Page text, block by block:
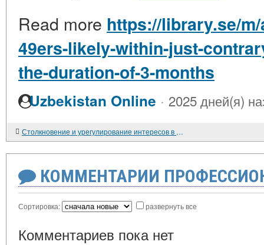
Read more https://library.se/
49ers-likely-within-just-
the-duration-of-3-months
Uzbekistan Online · 2025 дней(я)
Столкновение и урегулирование интересов в процессе переговоров о китайско-советском Договоре 1950 года
КОММЕНТАРИИ
Сортировка: развернуть все
Комментариев пока нет